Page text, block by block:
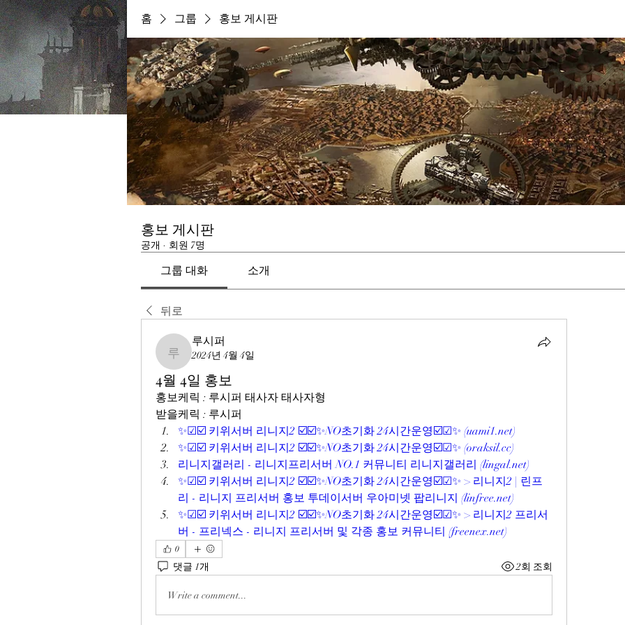
홈 그룹 홍보 게시판
홍보 게시판
공개 · 회원 7명
그룹 대화 소개
뒤로
루시퍼
루시퍼
2024년 4월 4일
4월 4일 홍보
홍보케릭 : 루시퍼 태사자 태사자형
받을케릭 : 루시퍼
✨☑☑️ 키위서버 리니지2 ☑️☑️✨NO초기화 24시간운영☑️☑✨ (uami1.net)
✨☑☑️ 키위서버 리니지2 ☑️☑️✨NO초기화 24시간운영☑️☑✨ (oraksil.cc)
리니지갤러리 - 리니지프리서버 NO.1 커뮤니티 리니지갤러리 (lingal.net)
✨☑☑️ 키위서버 리니지2 ☑️☑️✨NO초기화 24시간운영☑️☑✨ > 리니지2 | 린프
리 - 리니지 프리서버 홍보 투데이서버 우아미넷 팝리니지 (linfree.net)
✨☑☑️ 키위서버 리니지2 ☑️☑️✨NO초기화 24시간운영☑️☑✨ > 리니지2 프리서
버 - 프리넥스 - 리니지 프리서버 및 각종 홍보 커뮤니티 (freenex.net)
0
댓글 1개 2회 조회
Write a comment...